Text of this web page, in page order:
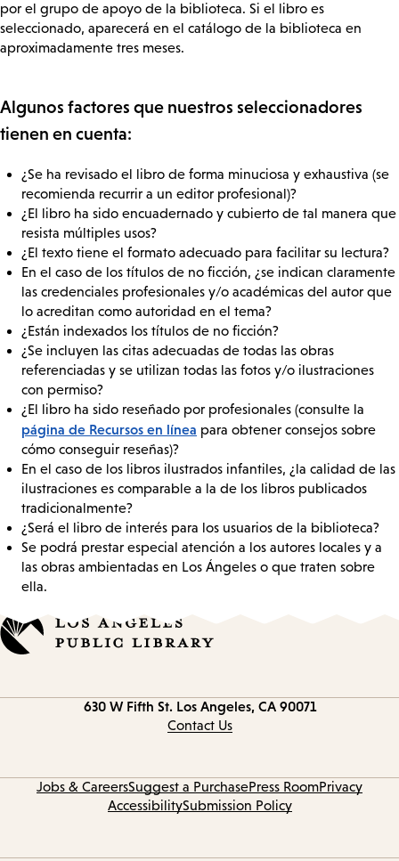
por el grupo de apoyo de la biblioteca. Si el libro es
seleccionado, aparecerá en el catálogo de la biblioteca en
aproximadamente tres meses.
Algunos factores que nuestros seleccionadores
tienen en cuenta:
¿Se ha revisado el libro de forma minuciosa y exhaustiva (se
recomienda recurrir a un editor profesional)?
¿El libro ha sido encuadernado y cubierto de tal manera que
resista múltiples usos?
¿El texto tiene el formato adecuado para facilitar su lectura?
En el caso de los títulos de no ficción, ¿se indican claramente
las credenciales profesionales y/o académicas del autor que
lo acreditan como autoridad en el tema?
¿Están indexados los títulos de no ficción?
¿Se incluyen las citas adecuadas de todas las obras
referenciadas y se utilizan todas las fotos y/o ilustraciones
con permiso?
¿El libro ha sido reseñado por profesionales (consulte la
página de Recursos en línea para obtener consejos sobre
cómo conseguir reseñas)?
En el caso de los libros ilustrados infantiles, ¿la calidad de las
ilustraciones es comparable a la de los libros publicados
tradicionalmente?
¿Será el libro de interés para los usuarios de la biblioteca?
Se podrá prestar especial atención a los autores locales y a
las obras ambientadas en Los Ángeles o que traten sobre
ella.
630 W Fifth St. Los Angeles, CA 90071
Contact Us
Jobs & CareersSuggest a PurchasePress RoomPrivacy
AccessibilitySubmission Policy